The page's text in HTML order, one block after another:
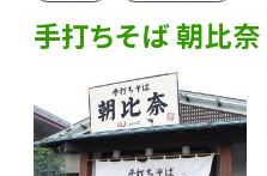
手打ちそば 朝比奈